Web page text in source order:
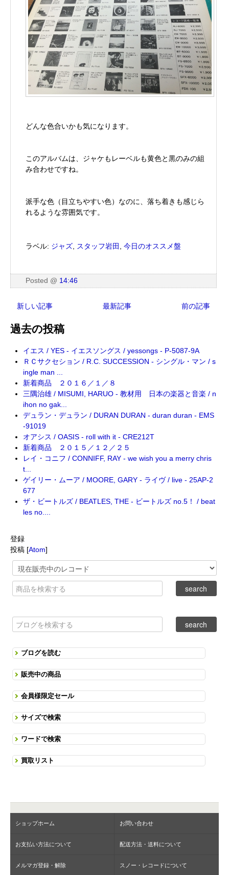
どんな色合いかも気になります。
このアルバムは、ジャケもレーベルも黄色と黒のみの組
み合わせですね。
派手な色（目立ちやすい色）なのに、落ち着きも感じら
れるような雰囲気です。
ラベル: ジャズ スタッフ岩田 今日のオススメ盤
Posted @ 14:46
新しい記事 最新記事 前の記事
過去の投稿
イエス / YES - イエスソングス / yessongs - P-5087-9A
ＲＣサクセション / R.C. SUCCESSION - シングル・マン / s
ingle man ...
新着商品 ２０１６／１／８
三隅治雄 / MISUMI, HARUO - 教材用 日本の楽器と音楽 / n
ihon no gak...
デュラン・デュラン / DURAN DURAN - duran duran - EMS
-91019
オアシス / OASIS - roll with it - CRE212T
新着商品 ２０１５／１２／２５
レイ・コニフ / CONNIFF, RAY - we wish you a merry chris
t...
ゲイリー・ムーア / MOORE, GARY - ライヴ / live - 25AP-2
677
ザ・ビートルズ / BEATLES, THE - ビートルズ no.5！ / beat
les no....
登録
投稿 [Atom]
ブログを読む
販売中の商品
会員様限定セール
サイズで検索
ワードで検索
買取リスト
ショップホーム お問い合わせ
お支払い方法について 配送方法・送料について
メルマガ登録・解除 スノー・レコードについて